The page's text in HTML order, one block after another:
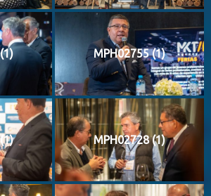
MPH02755 (1)
MPH02728 (1)